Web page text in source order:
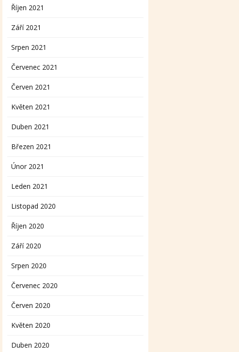
Říjen 2021
Září 2021
Srpen 2021
Červenec 2021
Červen 2021
Květen 2021
Duben 2021
Březen 2021
Únor 2021
Leden 2021
Listopad 2020
Říjen 2020
Září 2020
Srpen 2020
Červenec 2020
Červen 2020
Květen 2020
Duben 2020